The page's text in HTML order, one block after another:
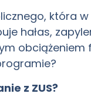
która
hałas,
z ZUS?